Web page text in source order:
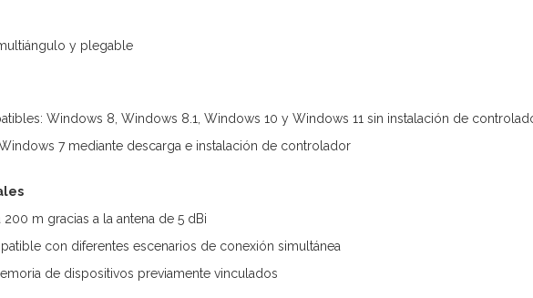
y plegable
Windows 8, Windows 8.1, Windows 10 y Windows 11 sin instalación de
7 mediante descarga e instalación de controlador
m gracias a la antena de 5 dBi
con diferentes escenarios de conexión simultánea
de dispositivos previamente vinculados